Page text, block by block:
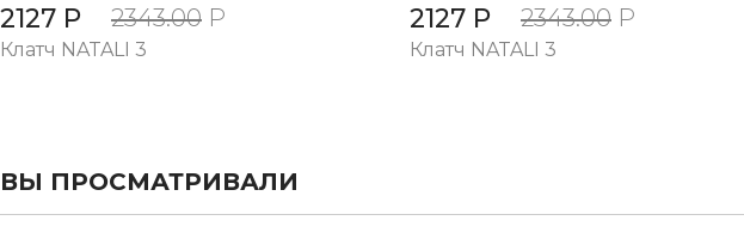
2127 Р 2343.00 Р
Клатч NATALI 3
2127 Р 2343.00 Р
Клатч NATALI 3
ВЫ ПРОСМАТРИВАЛИ